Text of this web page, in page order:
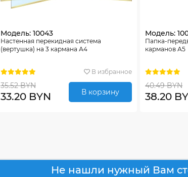
Модель: 10043
Настенная перекидная система
(вертушка) на 3 кармана А4
В избранное
35.52 BYN
33.20 BYN В корзину
Модель:
Папка-
карманов А5
40.49 BYN
38.20
Не нашли нужный Вам